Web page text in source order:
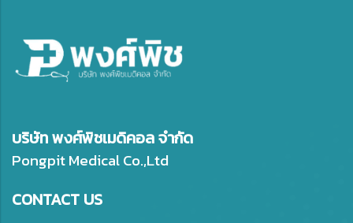
บริษัท พงศ์พิชเมดิคอล จำกัด
Pongpit Medical Co.,Ltd
CONTACT US